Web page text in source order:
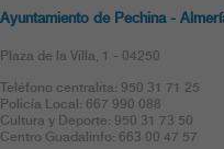
Ayuntamiento de Pechina -
Plaza de la Villa, 1 - 04250
Teléfono centralita: 950 31 71 25
Policía Local: 667 990 088
Cultura y Deporte: 950 31 73 50
Centro Guadalinfo: 663 00 47 57